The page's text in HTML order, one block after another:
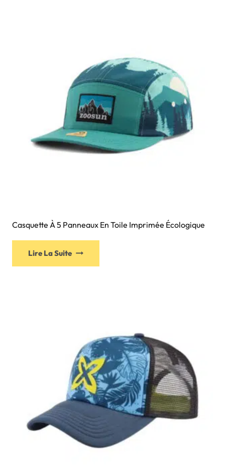
Casquette À 5 Panneaux En Toile Imprimée Écologique
Lire La Suite